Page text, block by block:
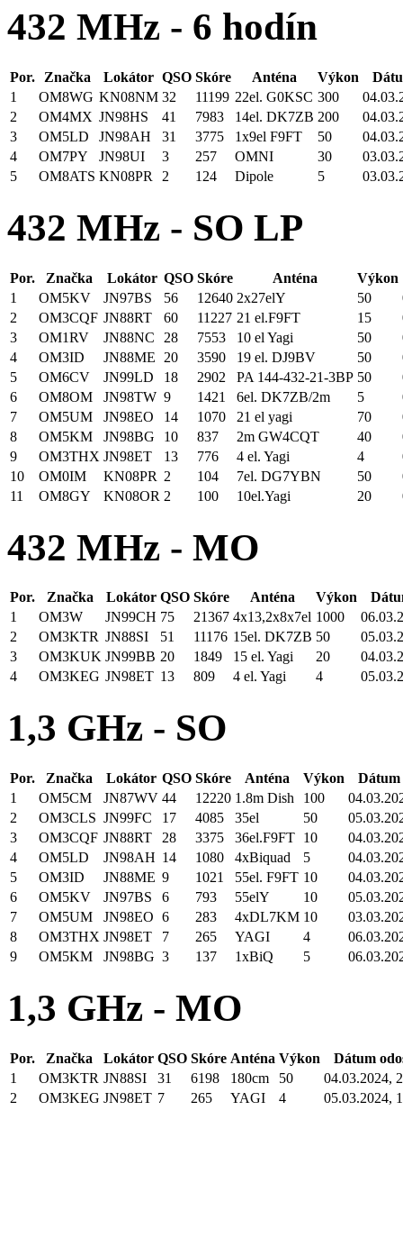
432 MHz - 6 hodín
Por. Značka Lokátor QSO Skóre Anténa Výkon
1
OM8WG KN08NM 32 11199 22el. G0KSC 300
2
OM4MX JN98HS 41 7983 14el. DK7ZB 200
3
OM5LD JN98AH 31 3775 1x9el F9FT 50
4
OM7PY JN98UI 3 257 OMNI 30
5
OM8ATS KN08PR 2 124 Dipole 5
432 MHz - SO LP
Por. Značka Lokátor QSO Skóre Anténa
Výkon
1
OM5KV JN97BS 56 12640 2x27elY 50
2
OM3CQF JN88RT 60 11227 21 el.F9FT 15
3
OM1RV JN88NC 28 7553 10 el Yagi 50
4
OM3ID JN88ME 20 3590 19 el. DJ9BV 50
5
OM6CV JN99LD 18 2902 PA 144-432-21-3BP 50
6
OM8OM JN98TW 9 1421 6el. DK7ZB/2m 5
7
OM5UM JN98EO 14 1070 21 el yagi 70
8
OM5KM JN98BG 10 837 2m GW4CQT 40
9
OM3THX JN98ET 13 776 4 el. Yagi 4
10
OM0IM KN08PR 2 104 7el. DG7YBN 50
11
OM8GY KN08OR 2 100 10el.Yagi 20
432 MHz - MO
Por. Značka Lokátor QSO Skóre Anténa Výkon
1
OM3W JN99CH 75 21367 4x13,2x8x7el 1000
2
OM3KTR JN88SI 51 11176 15el. DK7ZB 50
3
OM3KUK JN99BB 20 1849 15 el. Yagi 20
4
OM3KEG JN98ET 13 809 4 el. Yagi 4
1,3 GHz - SO
Por. Značka Lokátor QSO Skóre Anténa Výkon
Dátum
1
OM5CM JN87WV 44 12220 1.8m Dish 100
2
OM3CLS JN99FC 17 4085 35el 50
3
OM3CQF JN88RT 28 3375 36el.F9FT 10
4
OM5LD JN98AH 14 1080 4xBiquad 5
5
OM3ID JN88ME 9 1021 55el. F9FT 10
6
OM5KV JN97BS 6 793 55elY 10
7
OM5UM JN98EO 6 283 4xDL7KM 10
8
OM3THX JN98ET 7 265 YAGI 4
9
OM5KM JN98BG 3 137 1xBiQ 5
1,3 GHz - MO
Por. Značka Lokátor QSO Skóre Anténa Výkon
Dátum
1
OM3KTR JN88SI 31 6198 180cm 50
04.03.2024,
2
OM3KEG JN98ET 7 265 YAGI 4 05.03.2024,